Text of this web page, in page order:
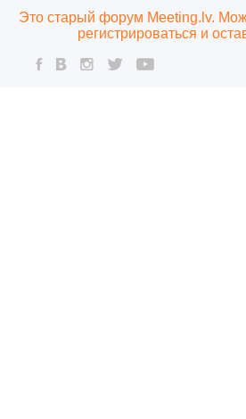
Это старый форум Meeting.lv.
регистрироваться и